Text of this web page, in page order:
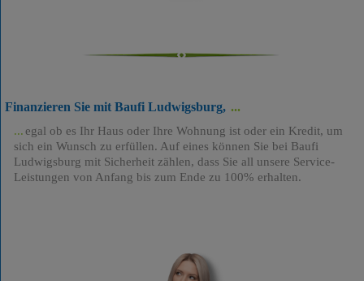
Finanzieren Sie mit Baufi Ludwigsburg,
egal ob es Ihr Haus oder Ihre Wohnung ist oder ein Kredit, um
sich ein Wunsch zu erfüllen. Auf eines können Sie bei Baufi
Ludwigsburg mit Sicherheit zählen, dass Sie all unsere Service-
Leistungen von Anfang bis zum Ende zu 100% erhalten.